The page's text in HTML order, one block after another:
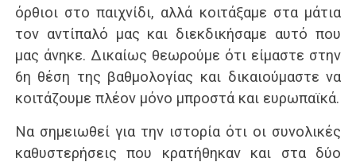
όρθιοι στο παιχνίδι, αλλά κοιτάξαμε στα μάτια
τον αντίπαλό μας και διεκδικήσαμε αυτό που
μας άνηκε. Δικαίως θεωρούμε ότι είμαστε στην
6η θέση της βαθμολογίας και δικαιούμαστε να
κοιτάζουμε πλέον μόνο μπροστά και ευρωπαϊκά.
Να σημειωθεί για την ιστορία ότι οι συνολικές
καθυστερήσεις που κρατήθηκαν και στα δύο